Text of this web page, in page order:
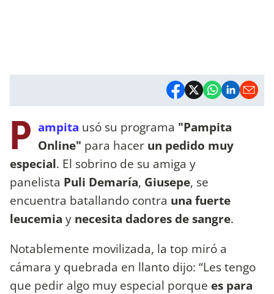
P ampita usó su programa "Pampita
Online" para hacer un pedido muy
especial. El sobrino de su amiga y
panelista Puli Demaría, Giusepe, se
encuentra batallando contra una fuerte
leucemia y necesita dadores de sangre.
Notablemente movilizada, la top miró a
cámara y quebrada en llanto dijo: “Les tengo
que pedir algo muy especial porque es para